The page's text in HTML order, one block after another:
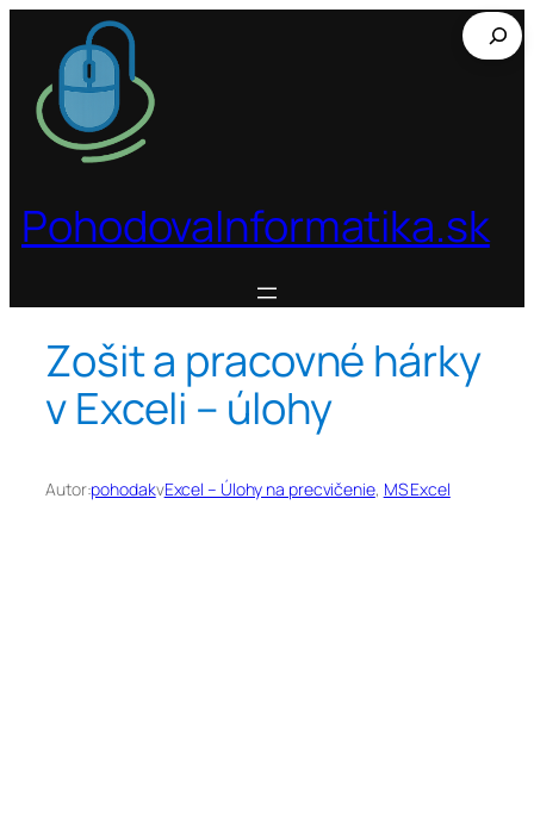
obsah
PohodovaInformatika.sk
Hľadať
Zošit a pracovné hárky
v Exceli – úlohy
Autor:pohodakvExcel – Úlohy na precvičenie, MS Excel